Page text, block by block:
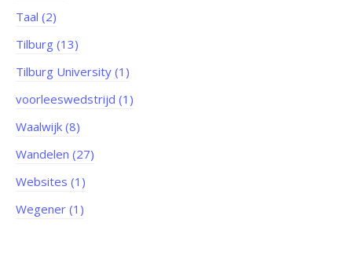
Taal (2)
Tilburg (13)
Tilburg University (1)
voorleeswedstrijd (1)
Waalwijk (8)
Wandelen (27)
Websites (1)
Wegener (1)